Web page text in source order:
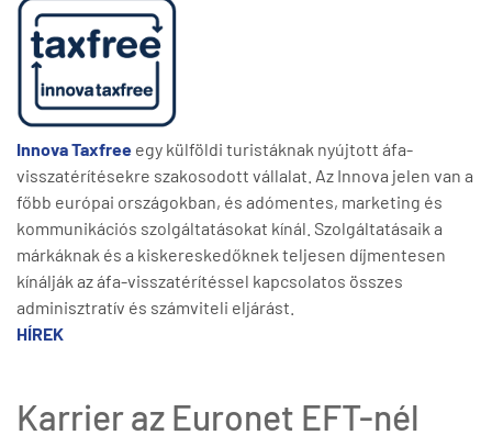
Innova Taxfree egy külföldi turistáknak nyújtott áfa-
visszatérítésekre szakosodott vállalat. Az Innova jelen van a
főbb európai országokban, és adómentes, marketing és
kommunikációs szolgáltatásokat kínál. Szolgáltatásaik a
márkáknak és a kiskereskedőknek teljesen díjmentesen
kínálják az áfa-visszatérítéssel kapcsolatos összes
adminisztratív és számviteli eljárást.
HÍREK
Karrier az Euronet EFT-nél